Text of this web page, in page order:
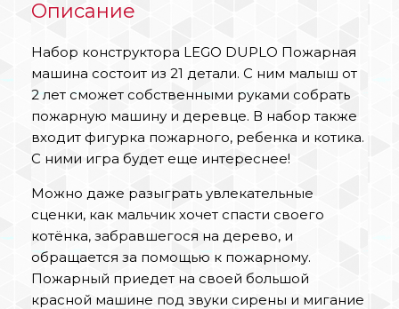
Описание
Набор конструктора LEGO DUPLO Пожарная
машина состоит из 21 детали. С ним малыш от
2 лет сможет собственными руками собрать
пожарную машину и деревце. В набор также
входит фигурка пожарного, ребенка и котика.
С ними игра будет еще интереснее!
Можно даже разыграть увлекательные
сценки, как мальчик хочет спасти своего
котёнка, забравшегося на дерево, и
обращается за помощью к пожарному.
Пожарный приедет на своей большой
красной машине под звуки сирены и мигание